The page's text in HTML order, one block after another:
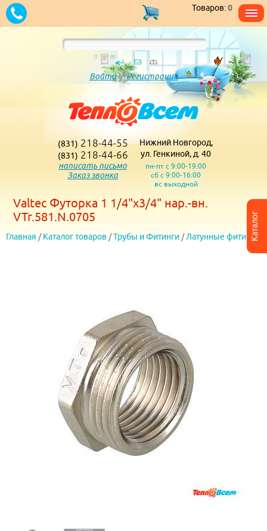
Каталог
Товаров:0
Войти/Регистрация
(831) 218-44-55
(831) 218-44-66
написать письмо
Заказ звонка
Нижний Новгород,
ул. Генкиной, д. 40
пн-пт с 9:00-19:00
сб с 9:00-16:00
вс выходной
Valtec Футорка 1 1/4"х3/4" нар.-вн.
VTr.581.N.0705
Главная / Каталог товаров /Трубы и Фитинги / Латунные фитинги